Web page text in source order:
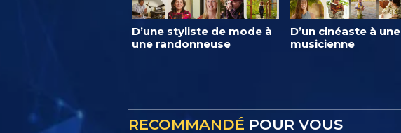
D’une styliste de mode à
une randonneuse
D’un cinéaste à une
musicienne
RECOMMANDÉ POUR VOUS